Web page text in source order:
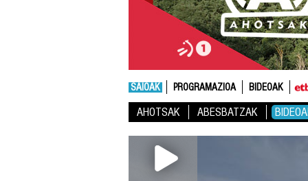
SAIOAK PROGRAMAZIOA BIDEOAK
AHOTSAK ABESBATZAK